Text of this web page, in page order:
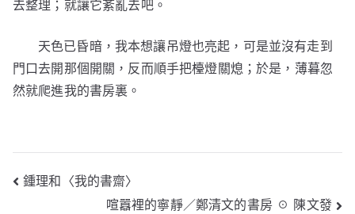
去整理；就讓它紊亂去吧。
天色已昏暗，我本想讓吊燈也亮起，可是並沒有走到
門口去開那個開關，反而順手把檯燈關熄；於是，薄暮忽
然就爬進我的書房裏。
文
鍾理和〈我的書齋〉
喧囂裡的寧靜／鄭清文的書房 ☉ 陳文發